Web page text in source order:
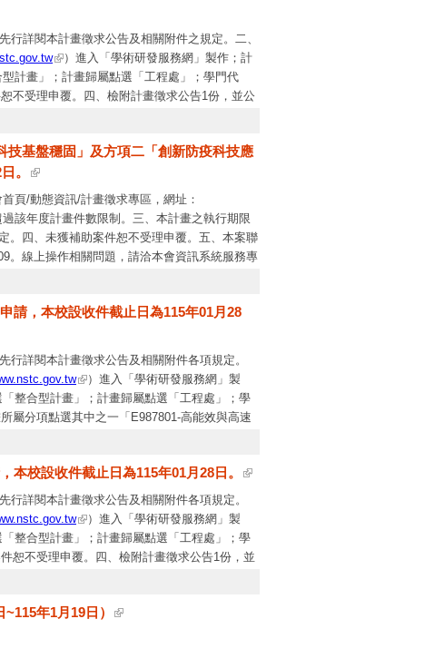
，完成計畫書線上申請作業；由申請機構彙整
計畫未獲補助案件恕不受理申覆。
詳閱本計畫徵求公告及相關附件之規定。二、
）進入「學術研發服務網」製作；計
計畫」；計畫歸屬點選「工程處」；學門代
不受理申覆。四、檢附計畫徵求公告1份，並公
技基盤穩固」及方項二「創新防疫科技應
。
頁/動態資訊/計畫徵求專區，網址：
該年度計畫件數限制。三、本計畫之執行期限
。四、未獲補助案件恕不受理申覆。五、本案聯
。線上操作相關問題，請洽本會資訊系統服務專
請，本校設收件截止日為115年01月28
詳閱本計畫徵求公告及相關附件各項規定。
）進入「學術研發服務網」製
整合型計畫」；計畫歸屬點選「工程處」；學
屬分項點選其中之一「E987801-高能效與高速
用、E987805-先進晶片製造技術」，以利識
網站。
本校設收件截止日為115年01月28日。
詳閱本計畫徵求公告及相關附件各項規定。
）進入「學術研發服務網」製
整合型計畫」；計畫歸屬點選「工程處」；學
恕不受理申覆。四、檢附計畫徵求公告1份，並
年1月19日）